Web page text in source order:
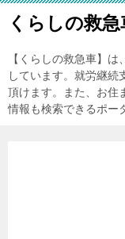
くらしの救急
【くらしの救急車】
しています。就労継続
頂けます。また、お住
情報も検索できるポー